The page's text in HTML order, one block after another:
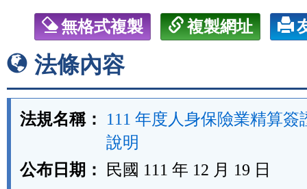
無格式複製 複製網址
法條內容
法規名稱：
111 年度人身保險業精算簽
說明
公布日期：
民國 111 年 12 月 19 日